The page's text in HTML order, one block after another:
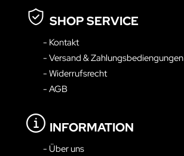
SHOP SERVICE
- Kontakt
- Versand & Zahlungsbediengungen
- Widerrufsrecht
- AGB
INFORMATION
- Über uns